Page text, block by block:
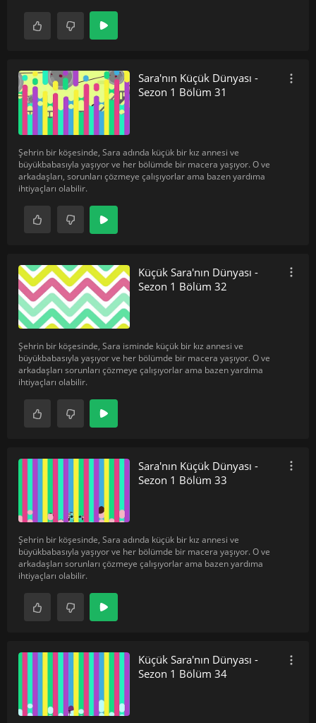
Sara'nın Küçük Dünyası -
Sezon 1 Bölüm 31
Şehrin bir köşesinde, Sara adında küçük bir kız annesi ve
büyükbabasıyla yaşıyor ve her bölümde bir macera yaşıyor. O ve
arkadaşları, sorunları çözmeye çalışıyorlar ama bazen yardıma
ihtiyaçları olabilir.
Küçük Sara'nın Dünyası -
Sezon 1 Bölüm 32
Şehrin bir köşesinde, Sara isminde küçük bir kız annesi ve
büyükbabasıyla yaşıyor ve her bölümde bir macera yaşıyor. O ve
arkadaşları sorunları çözmeye çalışıyorlar ama bazen yardıma
ihtiyaçları olabilir.
Sara'nın Küçük Dünyası -
Sezon 1 Bölüm 33
Şehrin bir köşesinde, Sara adında küçük bir kız annesi ve
büyükbabasıyla yaşıyor ve her bölümde bir macera yaşıyor. O ve
arkadaşları sorunları çözmeye çalışıyorlar ama bazen yardıma
ihtiyaçları olabilir.
Küçük Sara'nın Dünyası -
Sezon 1 Bölüm 34